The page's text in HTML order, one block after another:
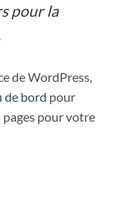
pour la
de WordPress,
de bord pour
pour votre